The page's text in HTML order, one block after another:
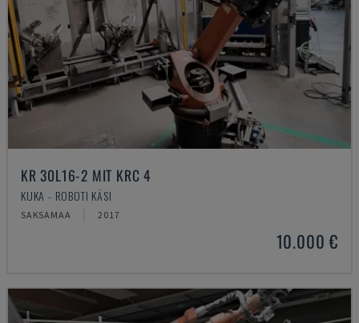
KR 30L16-2 MIT KRC 4
KUKA - ROBOTI KÄSI
SAKSAMAA 2017
10.000 €